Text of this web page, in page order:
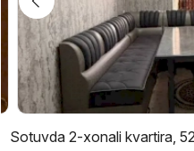
Sotuvda 2-xonali kvartira,